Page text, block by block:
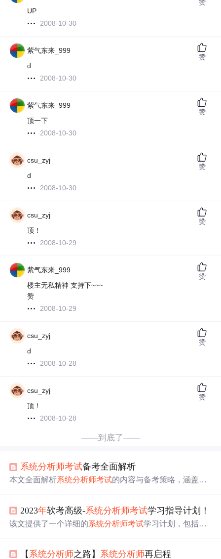
UP
2008-10-30
赞
紫气东来_999
d
2008-10-30
赞
紫气东来_999
顶一下
2008-10-30
赞
csu_zyj
d
2008-10-30
赞
csu_zyj
顶！
2008-10-29
赞
紫气东来_999
楼主无私精神 支持下~~~
赞
2008-10-29
赞
csu_zyj
d
2008-10-28
赞
csu_zyj
顶！
2008-10-28
赞
——到底了——
系统分析师考试备考全面解析
本文全面解析系统分析师考试的内容与备考策略，涵盖知
详细的复习资料推荐和时间规划建议。特别强调论文写作
的结构与评分标准，帮助考生提升实战经验和表达能力。
2023年软考高级-系统分析师考试学习指导计划！
该文提供了一个详细的系统分析师考试学习计划，包括导
习和论文写作的重要性。
考试时间定于2023年5
【 系统分析师之路】 系统分析师再启程